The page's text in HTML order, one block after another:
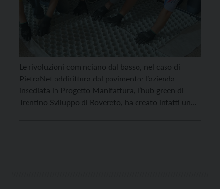
Le rivoluzioni cominciano dal basso, nel caso di
PietraNet addirittura dal pavimento: l’azienda
insediata in Progetto Manifattura, l’hub green di
Trentino Sviluppo di Rovereto, ha creato infatti un